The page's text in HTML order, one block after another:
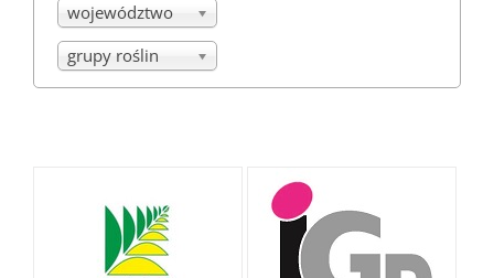
województwo
grupy roślin